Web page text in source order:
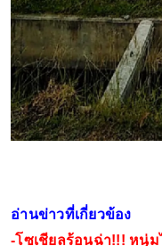
อ่านข่าวที่เกี่ยวข้อง
-โซเชียลร้อนฉ่า!!! หนุ่ม